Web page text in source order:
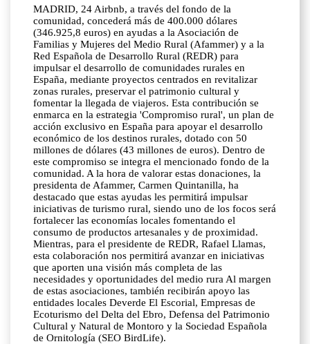
MADRID, 24 Airbnb, a través del fondo de la
comunidad, concederá más de 400.000 dólares
(346.925,8 euros) en ayudas a la Asociación de
Familias y Mujeres del Medio Rural (Afammer) y a la
Red Española de Desarrollo Rural (REDR) para
impulsar el desarrollo de comunidades rurales en
España, mediante proyectos centrados en revitalizar
zonas rurales, preservar el patrimonio cultural y
fomentar la llegada de viajeros. Esta contribución se
enmarca en la estrategia 'Compromiso rural', un plan de
acción exclusivo en España para apoyar el desarrollo
económico de los destinos rurales, dotado con 50
millones de dólares (43 millones de euros). Dentro de
este compromiso se integra el mencionado fondo de la
comunidad. A la hora de valorar estas donaciones, la
presidenta de Afammer, Carmen Quintanilla, ha
destacado que estas ayudas les permitirá impulsar
iniciativas de turismo rural, siendo uno de los focos será
fortalecer las economías locales fomentando el
consumo de productos artesanales y de proximidad.
Mientras, para el presidente de REDR, Rafael Llamas,
esta colaboración nos permitirá avanzar en iniciativas
que aporten una visión más completa de las
necesidades y oportunidades del medio rura Al margen
de estas asociaciones, también recibirán apoyo las
entidades locales Deverde El Escorial, Empresas de
Ecoturismo del Delta del Ebro, Defensa del Patrimonio
Cultural y Natural de Montoro y la Sociedad Española
de Ornitología (SEO BirdLife).